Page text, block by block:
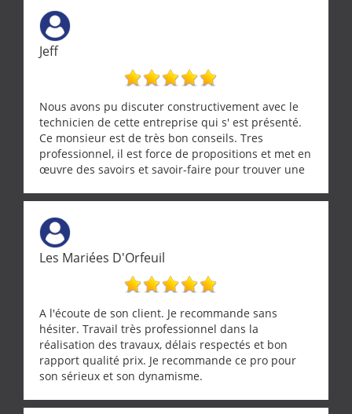
l’oiseau jusqu’à ce qu’il reprenne ses esprits et
puisse s’envoler. Après quoi il a procédé au
ramonage de notre insert avec dextérité et une
grande propreté, nous gratifiant également de
nombreux conseils concernant d’autres sujets. Un
entrepreneur comme on souhaite en rencontrer.
Encore un grand merci à lui.
Jeff
Nous avons pu discuter constructivement avec le
technicien de cette entreprise qui s' est présenté.
Ce monsieur est de très bon conseils. Tres
professionnel, il est force de propositions et met en
œuvre des savoirs et savoir-faire pour trouver une
demande de l écoute et de la considération, ce qui
ne se trouve que chez les pationnés de leur métier.
Merci a ce monsieur pour sa disponibilité
Les Mariées D'Orfeuil
A l'écoute de son client. Je recommande sans
hésiter. Travail très professionnel dans la
réalisation des travaux, délais respectés et bon
rapport qualité prix. Je recommande ce pro pour
son sérieux et son dynamisme.